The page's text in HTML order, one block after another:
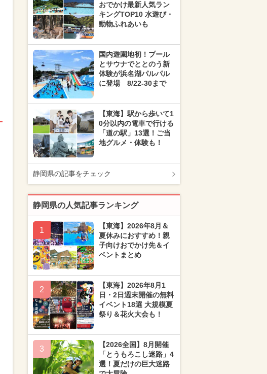
おでかけ最新人気ラン
キングTOP10 水遊び・
動物ふれあいも
国内遊園地初！プール
とサウナでととのう新
体験が浜名湖パルパル
に登場 8/22-30まで
【東海】駅から歩いて1
0分以内の電車で行ける
「道の駅」13選！ご当
地グルメ・体験も！
静岡県の記事をチェック
静岡県の人気記事ランキング
1
【東海】2026年8月＆
夏休みにおすすめ！親
子向けおでかけ先＆イ
ベントまとめ
2
【東海】2026年8月1
日・2日週末開催の無料
イベント18選 大規模夏
祭り＆花火大会も！
3
【2026全国】8月開催
「とうもろこし迷路」4
選！夏だけの巨大迷路